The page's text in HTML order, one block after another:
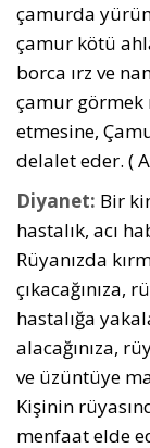
çamurda
çamur kötü
borca ırz ve
çamur görmek
etmesine,
delalet eder. (
Diyanet: Bir
hastalık, acı
Rüyanızda
çıkacağınıza,
hastalığa
alacağınıza,
ve üzüntüye
Kişinin
menfaat elde